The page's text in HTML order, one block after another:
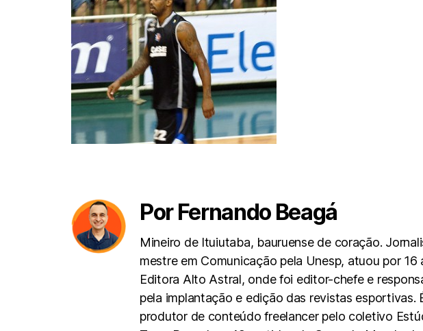
Por Fernando Beagá
Mineiro de Ituiutaba, bauruense de coração.
mestre em Comunicação pela Unesp, atuou por 16
Editora Alto Astral, onde foi editor-chefe e
pela implantação e edição das revistas esportivas.
produtor de conteúdo freelancer pelo coletivo